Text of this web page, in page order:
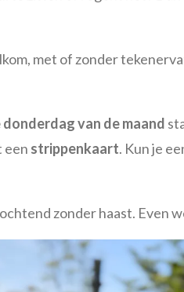
met of zonder
van de maand
een strippenkaart. Kun je
zonder haast. Even